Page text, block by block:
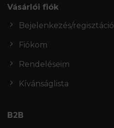
Vásárlói fiók
Bejelenkezés/regisztáció
Fiókom
Rendeléseim
Kívánságlista
B2B